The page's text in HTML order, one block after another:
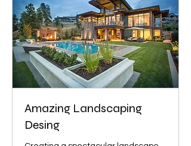
Amazing Landscaping
Desing